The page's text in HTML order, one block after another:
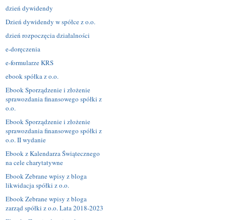
dzień dywidendy
Dzień dywidendy w spółce z o.o.
dzień rozpoczęcia działalności
e-doręczenia
e-formularze KRS
ebook spółka z o.o.
Ebook Sporządzenie i złożenie
sprawozdania finansowego spółki z
o.o.
Ebook Sporządzenie i złożenie
sprawozdania finansowego spółki z
o.o. II wydanie
Ebook z Kalendarza Świątecznego
na cele charytatywne
Ebook Zebrane wpisy z bloga
likwidacja spółki z o.o.
Ebook Zebrane wpisy z bloga
zarząd spółki z o.o. Lata 2018-2023